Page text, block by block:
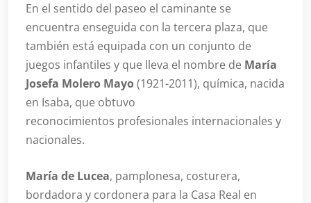
En el sentido del paseo el caminante se
encuentra enseguida con la tercera plaza, que
también está equipada con un conjunto de
juegos infantiles y que lleva el nombre de María
Josefa Molero Mayo(1921-2011), química, nacida
en Isaba, que obtuvo
reconocimientos profesionales internacionales y
nacionales.
María de Lucea, pamplonesa, costurera,
bordadora y cordonera para la Casa Real en